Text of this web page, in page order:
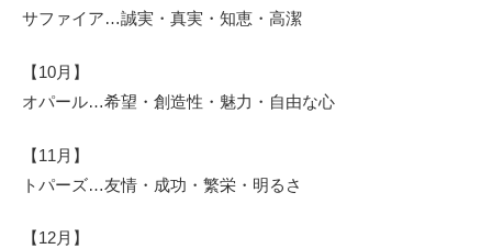
サファイア…誠実・真実・知恵・高潔
【10月】
オパール…希望・創造性・魅力・自由な心
【11月】
トパーズ…友情・成功・繁栄・明るさ
【12月】